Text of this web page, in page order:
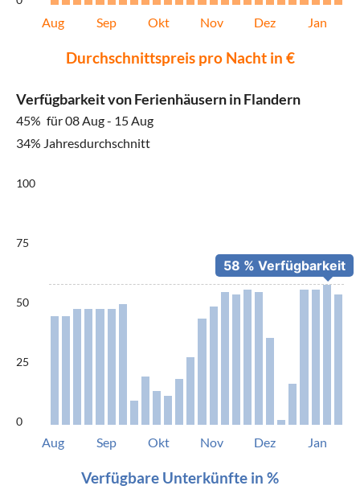
Aug Sep Okt Nov Dez Jan
Durchschnittspreis pro Nacht in €
Verfügbarkeit von Ferienhäusern in Flandern
45% für 08 Aug - 15 Aug
34% Jahresdurchschnitt
100
75
50
25
0
Aug Sep Okt Nov Dez Jan
Verfügbare Unterkünfte in %